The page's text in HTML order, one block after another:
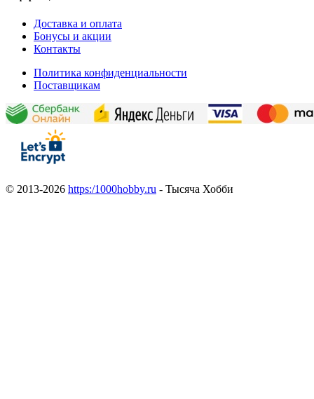
Доставка и оплата
Бонусы и акции
Контакты
Политика конфиденциальности
Поставщикам
© 2013-2026 https:/1000hobby.ru - Тысяча Хобби